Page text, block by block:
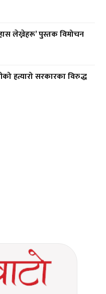
लेख्नेहरू’ पुस्तक विमोचन
हत्यारो सरकारका विरुद्ध